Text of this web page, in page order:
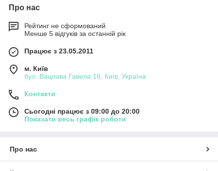
Про нас
Рейтинг не сформований
Менше 5 відгуків за останній рік
Працює з 23.05.2011
м. Київ
бул. Вацлава Гавела 16, Київ, Україна
Контакти
Сьогодні працює з 09:00 до 20:00
Показати весь графік роботи
Про нас